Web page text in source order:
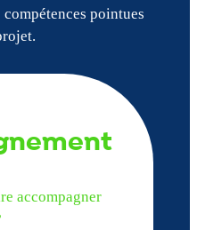
pointues
accompagner